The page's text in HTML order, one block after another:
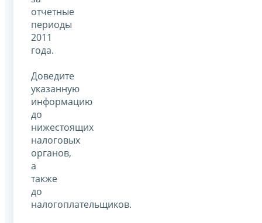
отчетные
периоды
2011
года.
Доведите
указанную
информацию
до
нижестоящих
налоговых
органов,
а
также
до
налогоплательщиков.